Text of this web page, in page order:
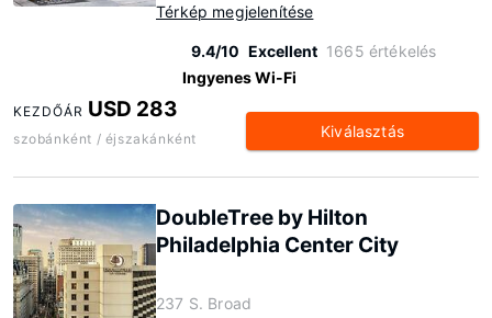
Térkép megjelenítése
9.4/10 Excellent 1665 értékelés
Ingyenes Wi-Fi
KEZDŐÁR USD 283
szobánként / éjszakánként Kiválasztás
DoubleTree by Hilton
Philadelphia Center City
237 S. Broad